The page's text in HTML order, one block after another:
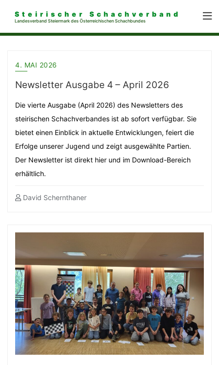
Steirischer Schachverband
Landesverband Steiermark des Österreichischen Schachbundes
4. MAI 2026
Newsletter Ausgabe 4 – April 2026
Die vierte Ausgabe (April 2026) des Newsletters des
steirischen Schachverbandes ist ab sofort verfügbar. Sie
bietet einen Einblick in aktuelle Entwicklungen, feiert die
Erfolge unserer Jugend und zeigt ausgewählte Partien.
Der Newsletter ist direkt hier und im Download-Bereich
erhältlich.
David Schernthaner